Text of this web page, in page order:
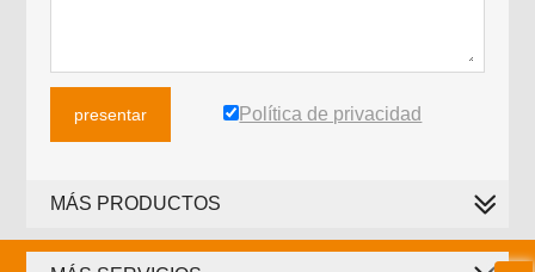
presentar Política de privacidad
MÁS PRODUCTOS